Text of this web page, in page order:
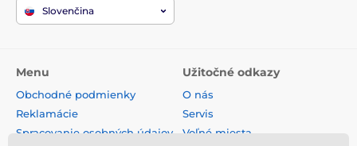
Slovenčina
Menu
Obchodné podmienky
Reklamácie
Spracovanie osobných údajov
Užitočné odkazy
O nás
Servis
Voľné miesta